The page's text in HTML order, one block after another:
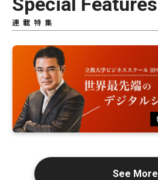
連載特集
See More